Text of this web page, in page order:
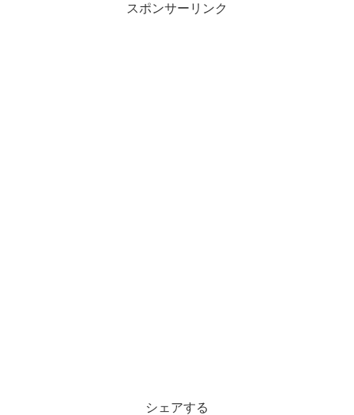
スポンサーリンク
シェアする